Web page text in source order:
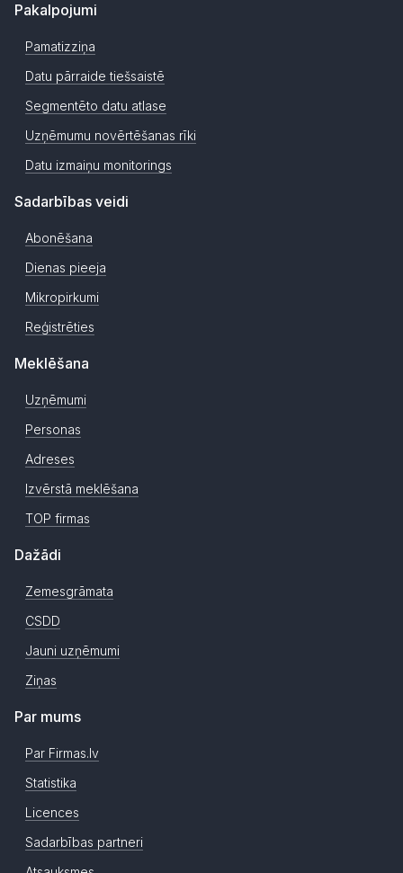
Pakalpojumi
Pamatizziņa
Datu pārraide tiešsaistē
Segmentēto datu atlase
Uzņēmumu novērtēšanas rīki
Datu izmaiņu monitorings
Sadarbības veidi
Abonēšana
Dienas pieeja
Mikropirkumi
Reģistrēties
Meklēšana
Uzņēmumi
Personas
Adreses
Izvērstā meklēšana
TOP firmas
Dažādi
Zemesgrāmata
CSDD
Jauni uzņēmumi
Ziņas
Par mums
Par Firmas.lv
Statistika
Licences
Sadarbības partneri